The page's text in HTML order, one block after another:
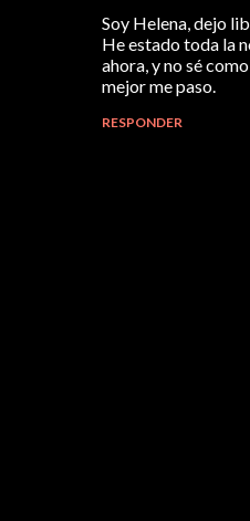
Soy Helena, dejo
He estado toda la
ahora, y no sé
mejor me paso.
RESPONDER